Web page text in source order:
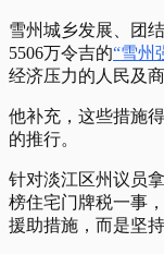
雪州城乡发展、团
5506万令吉的“雪州
经济压力的人民及
他补充，这些措施
的推行。
针对淡江区州议员
榜住宅门牌税一事
援助措施，而是坚